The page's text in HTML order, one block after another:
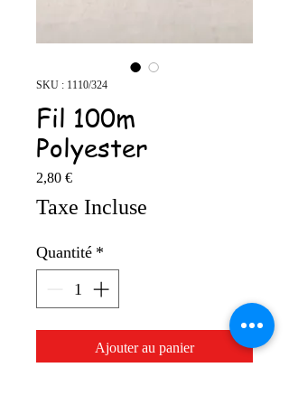
SKU : 1110/324
Fil 100m
Polyester
2,80 €Prix
Taxe Incluse
Quantité *
Ajouter au panier